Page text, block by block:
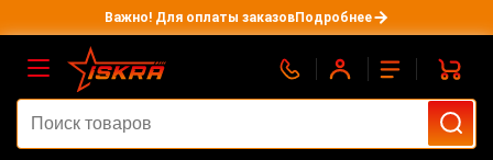
Важно! Для оплаты заказовПодробнее